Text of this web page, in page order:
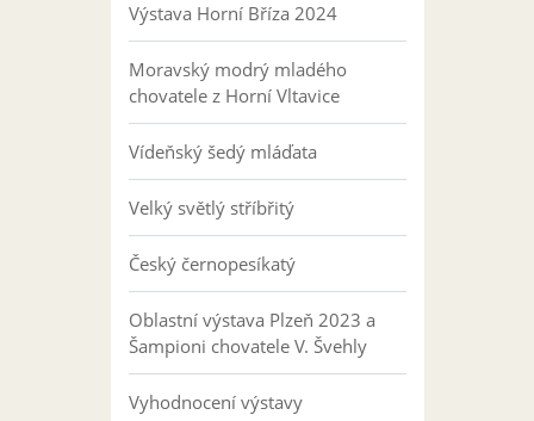
Výstava Horní Bříza 2024
Moravský modrý mladého
chovatele z Horní Vltavice
Vídeňský šedý mláďata
Velký světlý stříbřitý
Český černopesíkatý
Oblastní výstava Plzeň 2023 a
Šampioni chovatele V. Švehly
Vyhodnocení výstavy